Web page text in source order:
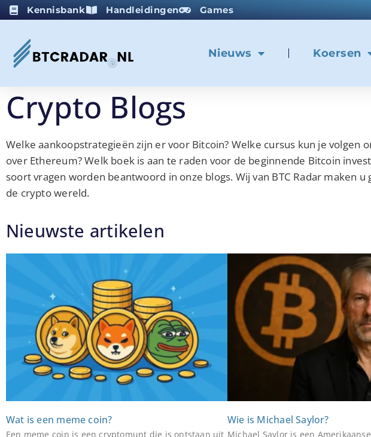
Kennisbank Handleidingen Games
Nieuws Koersen
Crypto Blogs
Welke aankoopstrategieën zijn er voor Bitcoin? Welke cursus kun je volgen
over Ethereum? Welk boek is aan te raden voor de beginnende Bitcoin
soort vragen worden beantwoord in onze blogs. Wij van BTC Radar maken u
de crypto wereld.
Nieuwste artikelen
Wat is een meme coin?
Een meme coin is een cryptomunt die is ontstaan uit
Wie is Michael Saylor?
Michael Saylor is een